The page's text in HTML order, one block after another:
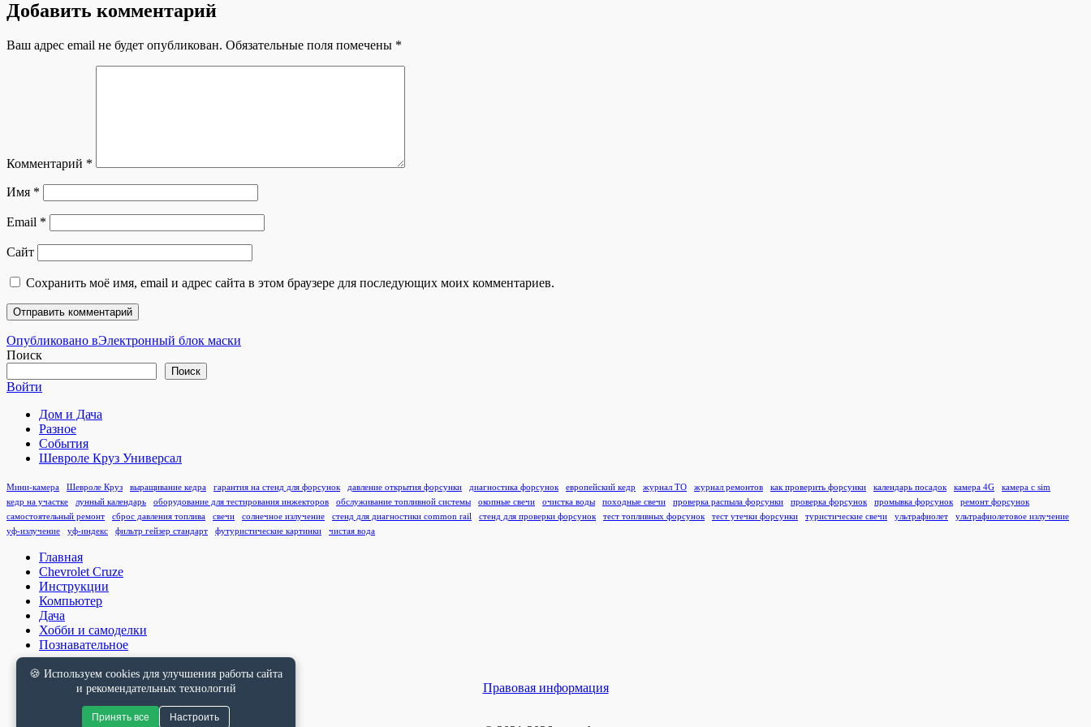
Добавить комментарий
Ваш адрес email не будет опубликован. Обязательные поля помечены *
Комментарий *
Имя *
Email *
Сайт
Сохранить моё имя, email и адрес сайта в этом браузере для последующих моих комментариев.
Навигация
по
записям
Опубликовано вЭлектронный блок маски
Поиск
Поиск
Войти
Дом и Дача
Разное
События
Шевроле Круз Универсал
Мини-камера Шевроле Круз выращивание кедра гарантия на стенд для форсунок давление открытия форсунки диагностика форсунок европейский кедр журнал ТО журнал ремонтов как проверить форсунки календарь посадок камера 4G
камера с sim
кедр на участке
лунный календарь оборудование для тестирования инжекторов обслуживание топливной системы окопные свечи очистка воды походные свечи проверка распыла форсунки проверка форсунок промывка форсунок
ремонт форсунок
самостоятельный ремонт
сброс давления топлива свечи солнечное излучение стенд для диагностики common rail стенд для проверки форсунок тест топливных форсунок тест утечки форсунки туристические свечи ультрафиолет
ультрафиолетовое излучение
уф-излучение
уф-индекс фильтр гейзер стандарт футуристические картинки чистая вода
Главная
Chevrolet Cruze
Инструкции
Компьютер
Дача
Хобби и самоделки
Познавательное
Правовая информация
🍪 Используем cookies для улучшения работы сайта
и рекомендательных технологий
Принять все Настроить